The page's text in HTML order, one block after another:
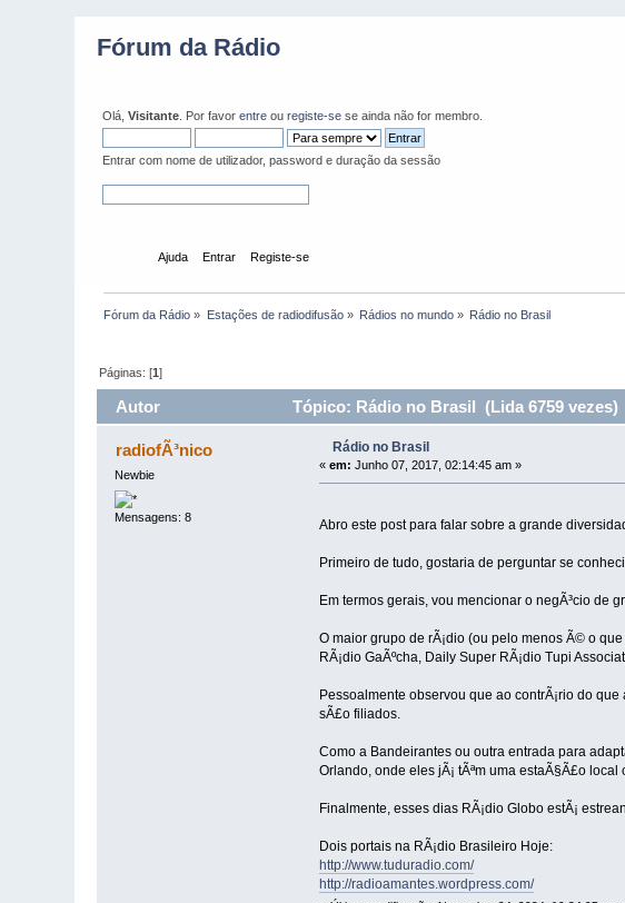
Fórum da Rádio
Olá,Visitante . Por favorentre ouregiste-se se ainda não for membro.
Entrar com nome de utilizador, password e duração da sessão
Ajuda Entrar Registe-se
Fórum da Rádio » Estações de radiodifusão» Rádios no mundo » Rádio no Brasil
Páginas: [1]
Autor Tópico: Rádio no Brasil (Lida 6759 vezes)
radiofÃ³nico
Newbie
Mensagens: 8
Rádio no Brasil
« em: Junho 07, 2017, 02:14:45 am »
Abro este post para falar sobre a grande
Primeiro de tudo, gostaria de perguntar se
Em termos gerais, vou mencionar o negÃ³cio de
O maior grupo de rÃ¡dio (ou pelo menos Ã© o
RÃ¡dio GaÃºcha, Daily Super RÃ¡dio Tupi
Pessoalmente observou que ao contrÃ¡rio do
sÃ£o filiados.
Como a Bandeirantes ou outra entrada para
Orlando, onde eles jÃ¡ tÃªm uma estaÃ§Ã£o
Finalmente, esses dias RÃ¡dio Globo estÃ¡
Dois portais na RÃ¡dio Brasileiro Hoje:
http://www.tuduradio.com/
http://radioamantes.wordpress.com/